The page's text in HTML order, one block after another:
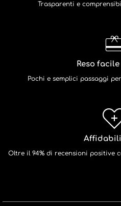
Trasparenti e
Reso
Pochi e semplici passaggi
Oltre il 94% di recensioni positive